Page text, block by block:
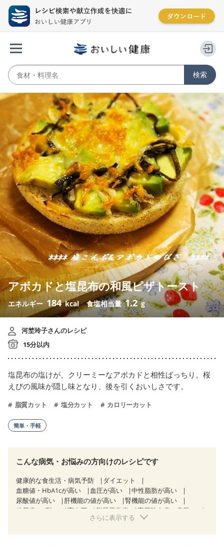
アボカドと塩昆布の和風ピザトースト
エネルギー 184 kcal 食塩相当量1.2 g
河埜玲子さんのレシピ
15分以内
塩昆布の塩けが、クリーミーなアボカドと相性ばっちり。桜
えびの風味が隠し味となり、後を引くおいしさです。
脂質カット 塩分カット カロリーカット
簡単・手軽
こんな病気・お悩みの方向けのレシピです
健康的な食生活・病気予防
ダイエット
血糖値・HbA1cが高い
血圧が高い
中性脂肪が高い
尿酸値が高い
肝機能の値が高い
腎機能の値が高い
糖尿病（2型）
高血圧 脂質異常症
高尿酸血症（痛風）
心臓弁膜症 心不全
さらに表示する